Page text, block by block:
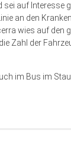
sei auf
an den
wies auf den
Zahl der
im Bus im